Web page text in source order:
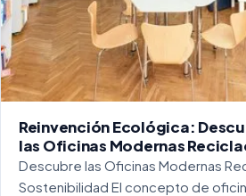
Reinvención Ecológica:
las Oficinas Modernas
Descubre las Oficinas Modernas
Sostenibilidad El concepto de